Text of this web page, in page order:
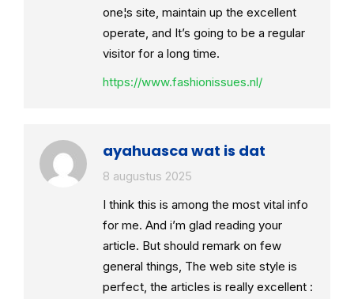
one¦s site, maintain up the excellent
operate, and It’s going to be a regular
visitor for a long time.
https://www.fashionissues.nl/
ayahuasca wat is dat
8 augustus 2025
I think this is among the most vital info
for me. And i’m glad reading your
article. But should remark on few
general things, The web site style is
perfect, the articles is really excellent :